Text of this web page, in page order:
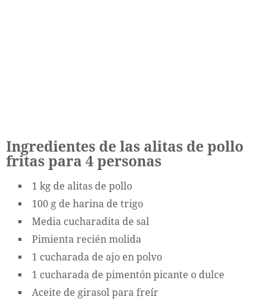
Ingredientes de las alitas de pollo
fritas para 4 personas
1 kg de alitas de pollo
100 g de harina de trigo
Media cucharadita de sal
Pimienta recién molida
1 cucharada de ajo en polvo
1 cucharada de pimentón picante o dulce
Aceite de girasol para freír